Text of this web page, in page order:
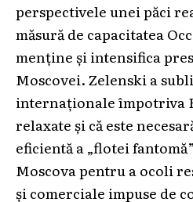
perspectivele unei păci
măsură de capacitatea
menține și intensifica
Moscovei. Zelenski a
internaționale împotriva
relaxate și că este
eficientă a „flotei
Moscova pentru a ocoli
și comerciale impuse de